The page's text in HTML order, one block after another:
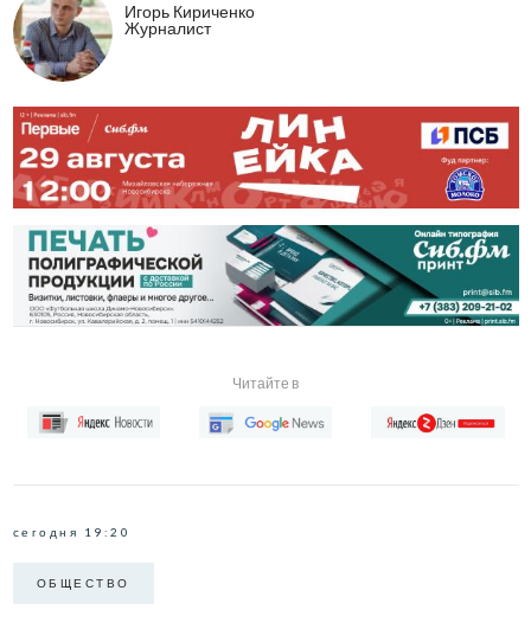
Игорь Кириченко
Журналист
Читайте в
сегодня 19:20
ОБЩЕСТВО